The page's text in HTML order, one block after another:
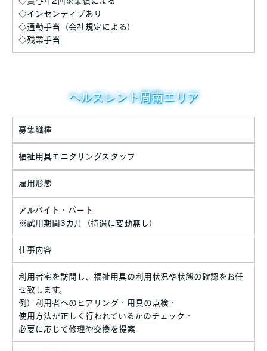
◇インセンティブあり
◇通勤手当（会社規定による）
◇残業手当
ヘルスレント周南エリア
募集職種
福祉用具モニタリングスタッフ
雇用形態
アルバイト・パート
※試用期間3カ月（待遇に変動無し）
仕事内容
利用者宅を訪問し、福祉用具の利用状況や状態の確認をお任
せ致します。
例）利用者へのヒアリング・用具の点検・
使用方法が正しく行われているかのチェック・
必要に応じて修理や交換を提案